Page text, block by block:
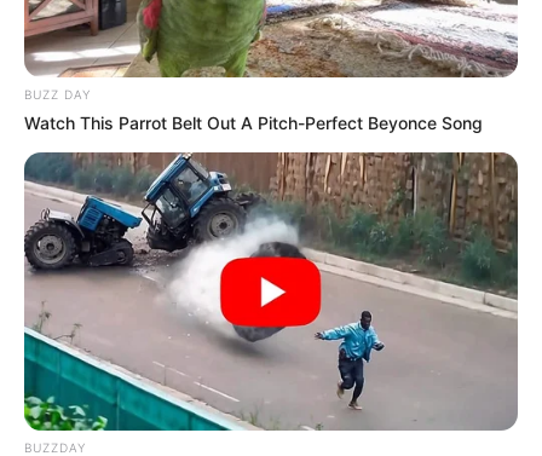
BUZZ DAY
Watch This Parrot Belt Out A Pitch-Perfect Beyonce Song
BUZZDAY